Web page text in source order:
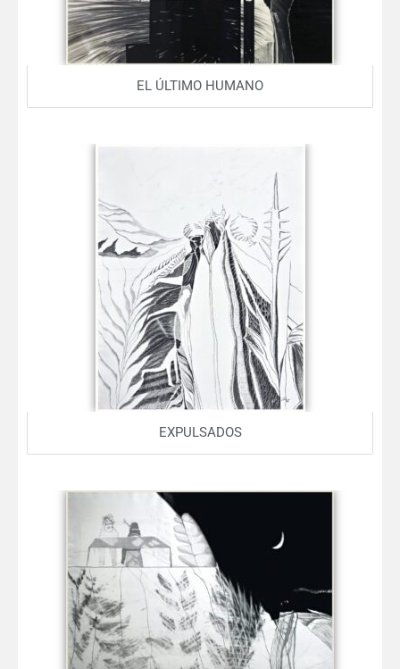
EL ÚLTIMO HUMANO
EXPULSADOS